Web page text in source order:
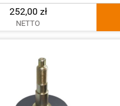
252,00 zł
NETTO